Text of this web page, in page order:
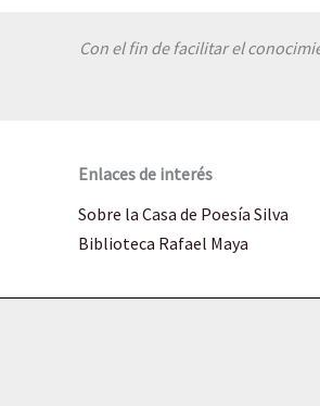
Con el fin de facilitar el
Enlaces de interés
Sobre la Casa de Poesía Silva
Biblioteca Rafael Maya